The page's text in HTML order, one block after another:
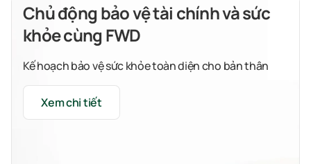
Chủ động bảo vệ tài chính và sức
khỏe cùng FWD
Kế hoạch bảo vệ sức khỏe toàn diện cho bản thân
Xem chi tiết